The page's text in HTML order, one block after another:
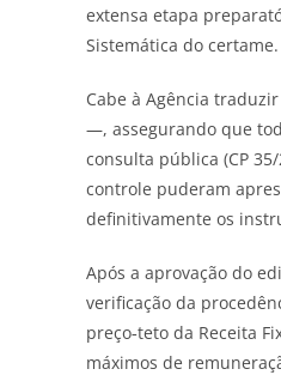
extensa etapa
Sistemática do
Cabe à Agência
—, assegurando que
consulta pública (CP
controle puderam
definitivamente os
Após a aprovação do
verificação da
preço‑teto da Receita
máximos de